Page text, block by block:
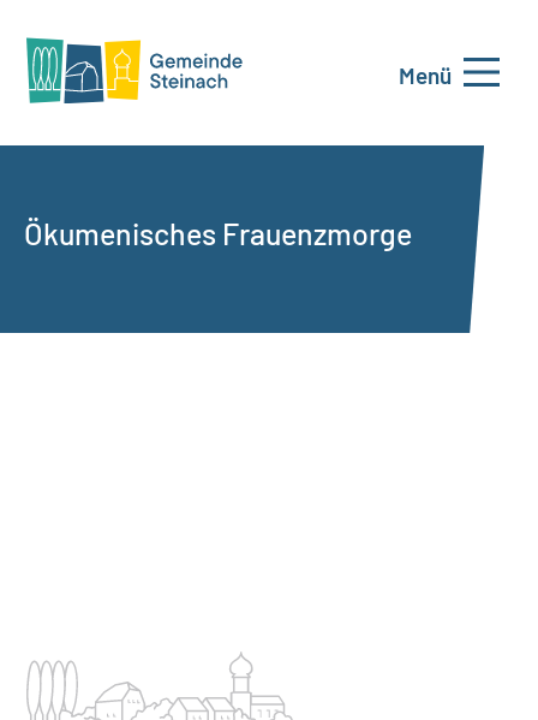
Menü
Ökumenisches Frauenzmorge